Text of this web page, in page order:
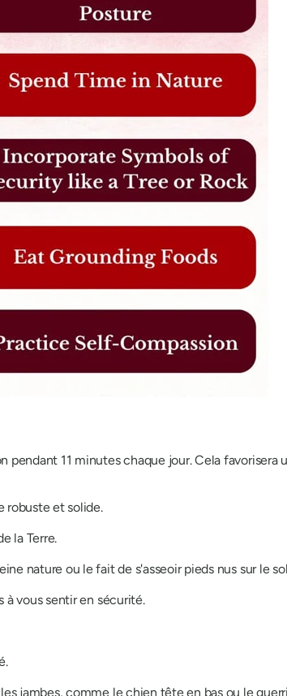
pendant 11 minutes chaque jour. Cela
robuste et solide.
la Terre.
nature ou le fait de s'asseoir pieds nus sur le
vous sentir en sécurité.
jambes, comme le chien tête en bas ou le